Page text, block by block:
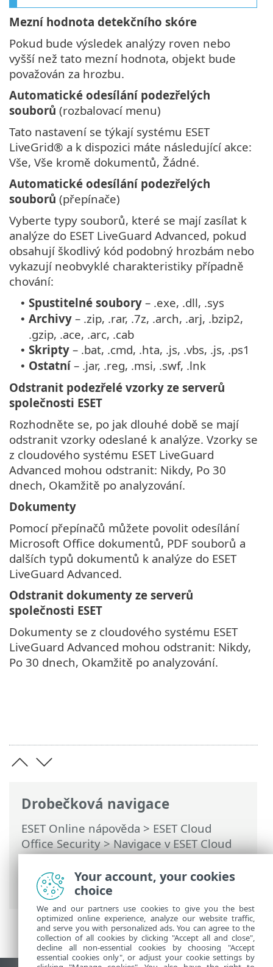
Drobečková navigace
ESET Online nápověda > ESET Cloud
Office Security>Navigace v ESET Cloud
Office Security>Politiky> Nastavení
ochrany zajišťované prostřednictvím ESET
LiveGuard Advanced
Mezní hodnota detekčního skóre
Pokud bude výsledek analýzy roven nebo
vyšší než tato mezní hodnota, objekt bude
považován za hrozbu.
Automatické odesílání podezřelých
souborů (rozbalovací menu)
Tato nastavení se týkají systému ESET
LiveGrid® a k dispozici máte následující akce:
Vše, Vše kromě dokumentů, Žádné.
Automatické odesílání podezřelých
souborů (přepínače)
Vyberte typy souborů, které se mají zasílat k
analýze do ESET LiveGuard Advanced, pokud
obsahují škodlivý kód podobný hrozbám nebo
vykazují neobvyklé charakteristiky případně
chování:
• Spustitelné soubory – .exe, .dll, .sys
• Archivy – .zip, .rar, .7z, .arch, .arj, .bzip2,
.gzip, .ace, .arc, .cab
• Skripty – .bat, .cmd, .hta, .js, .vbs, .js, .ps1
• Ostatní– .jar, .reg, .msi, .swf, .lnk
Odstranit podezřelé vzorky ze serverů
společnosti ESET
Rozhodněte se, po jak dlouhé době se mají
odstranit vzorky odeslané k analýze. Vzorky se
z cloudového systému ESET LiveGuard
Advanced mohou odstranit: Nikdy, Po 30
dnech, Okamžitě po analyzování.
Dokumenty
Pomocí přepínačů můžete povolit odesílání
Microsoft Office dokumentů, PDF souborů a
dalších typů dokumentů k analýze do ESET
LiveGuard Advanced.
Odstranit dokumenty ze serverů
společnosti ESET
Dokumenty se z cloudového systému ESET
LiveGuard Advanced mohou odstranit: Nikdy,
Po 30 dnech, Okamžitě po analyzování.
Your account, your cookies
choice
We and our partners use cookies to give you the best
optimized online experience, analyze our website traffic,
and serve you with personalized ads. You can agree to the
collection of all cookies by clicking "Accept all and close",
decline all non-essential cookies by choosing "Accept
essential cookies only", or adjust your cookie settings by